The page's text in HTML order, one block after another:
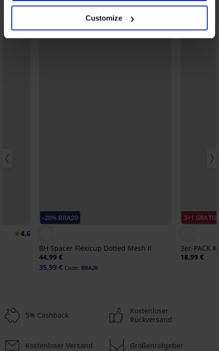
Customize
Das könnte Ihnen gefallen
4,6
-20% BRA20
BH Spacer Flexicup Dotted Mesh II
44,99 €
35,99 € Code: BRA20
3+1 GRATIS
3er-PACK
18,99 €
5% Cashback
Kostenloser
Rückversand
Kostenloser Versand Größenratgeber